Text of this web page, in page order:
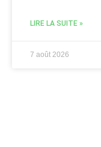
LIRE LA SUITE »
7 août 2026